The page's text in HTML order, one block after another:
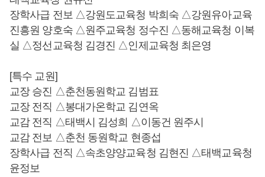
장학사급 전보 △강원도교육청 박희숙 △강원유아교육
진흥원 양호숙 △원주교육청 정수진 △동해교육청 이복
실 △정선교육청 김경진 △인제교육청 최은영
[특수 교원]
교장 승진 △춘천동원학교 김범표
교장 전직 △봉대가온학교 김연옥
교감 전직 △태백시 김성희 △이동건 원주시
교감 전보 △춘천 동원학교 현종섭
장학사급 전직 △속초양양교육청 김현진 △태백교육청
윤정보